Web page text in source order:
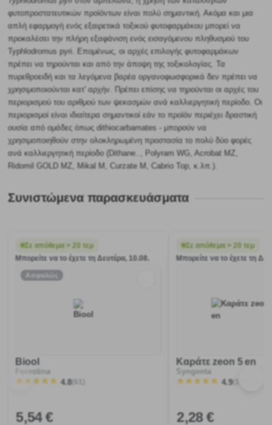
φυτοπροστατευτικών προϊόντων είναι πολύ σημαντική. Ακόμα και μια
απλή εφαρμογή ενός εξαιρετικά τοξικού φυτοφαρμάκου μπορεί να
προκαλέσει την πλήρη εξαφάνιση ενός εισαγόμενου πληθυσμού του
Typhlodromus pyri. Επομένως, οι αρχές επιλογής φυτοφαρμάκων
πρέπει να τηρούνται και από την άποψη της τοξικολογίας. Τα
πυρεθροειδή και τα λεγόμενα βαρέα οργανοφωσφορικά δεν πρέπει να
χρησιμοποιούνται κατ' αρχήν. Πρέπει επίσης να τηρούνται οι αρχές του
περιορισμού του αριθμού των ψεκασμών ανά καλλιεργητική περίοδο. Οι
περιορισμοί είναι ιδιαίτερα σημαντικοί εάν το προϊόν περιέχει δραστική
ουσία από ομάδες όπως dithiocarbamates - μπορούν να
χρησιμοποιηθούν στην ολοκληρωμένη προστασία το πολύ δύο φορές
ανά καλλιεργητική περίοδο (Dithane.., Polyram WG, Acrobat MZ,
Ridomil GOLD MZ, Mikal M, Curzate M, Cabrio Top, κ.λπ.).
Συνιστώμενα παρασκευάσματα
Σε απόθεμα > 20 τεμ
Μπορείτε να το έχετε τη Δευτέρα, 10.08.
Ασφαλώς
Biool
Forestina
4.8(61)
5,54 €
Σε απόθεμα > 20 τεμ
Μπορείτε να το έχετε τη
Καράτε zeon 5 en
Syngenta
4.9(185)
2,28 €